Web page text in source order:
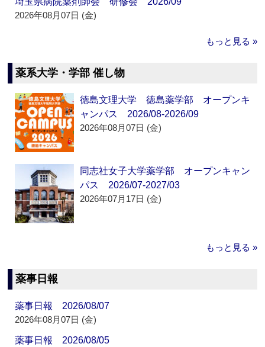
2026年08月07日 (金)
もっと見る »
薬系大学・学部 催し物
徳島文理大学 徳島薬学部 オープンキ
ャンパス 2026/08-2026/09
2026年08月07日 (金)
同志社女子大学薬学部 オープンキャン
パス 2026/07-2027/03
2026年07月17日 (金)
もっと見る »
薬事日報
薬事日報 2026/08/07
2026年08月07日 (金)
薬事日報 2026/08/05